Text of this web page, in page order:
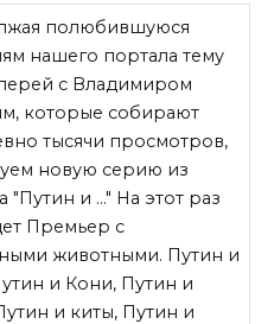
полюбившуюся
нашего портала тему
с Владимиром
которые собирают
тысячи просмотров,
новую серию из
"Путин и …" На этот раз
Премьер с
животными. Путин и
и Кони, Путин и
и киты, Путин и